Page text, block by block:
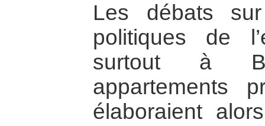
Les débats
politiques de
surtout à
appartements
élaboraient